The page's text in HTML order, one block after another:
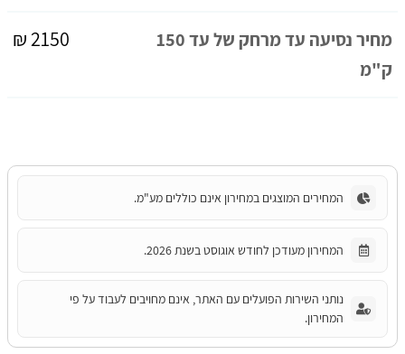
מחיר נסיעה עד מרחק של עד 150
ק"מ
2150 ₪
המחירים המוצגים במחירון אינם כוללים מע"מ.
המחירון מעודכן לחודש אוגוסט בשנת 2026.
נותני השירות הפועלים עם האתר, אינם מחויבים לעבוד על פי
המחירון.